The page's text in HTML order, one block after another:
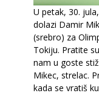
U petak, 30.
dolazi Damir
(srebro) za
Tokiju. Pratite
nam u goste
Mikec, strelac.
kada se vratiš